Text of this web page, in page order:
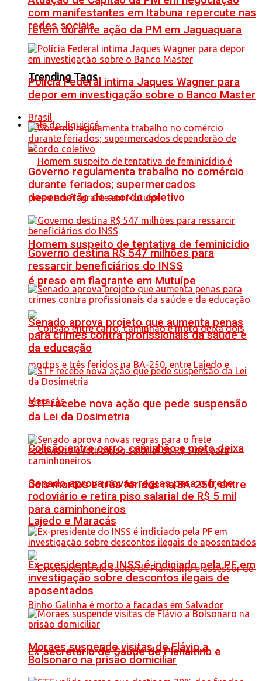
refém durante ação da PM em Jaguaquara
Trending Tags
Vale do Jiquiriçá
Homem suspeito de tentativa de feminicídio
é preso em flagrante em Mutuípe
Colisão entre carro, caminhão e moto deixa
dois mortos e três feridos na BA-250, entre
Lajedo e Maracás
Ex-secretário de Saúde de Planaltino e
com manifestantes em Itabuna repercute nas
redes sociais
Polícia Federal intima Jaques Wagner para
depor em investigação sobre o Banco Master
Brasil
Governo regulamenta trabalho no comércio
durante feriados; supermercados
dependerão de acordo coletivo
Governo destina R$ 547 milhões para
ressarcir beneficiários do INSS
Senado aprova projeto que aumenta penas
para crimes contra profissionais da saúde e
da educação
STF recebe nova ação que pede suspensão
da Lei da Dosimetria
Senado aprova novas regras para o frete
rodoviário e retira piso salarial de R$ 5 mil
para caminhoneiros
Ex-presidente do INSS é indiciado pela PF em
investigação sobre descontos ilegais de
aposentados
Moraes suspende visitas de Flávio a
Bolsonaro na prisão domiciliar